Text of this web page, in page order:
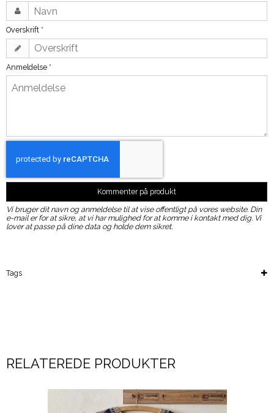
Overskrift *
Anmeldelse *
Kommenter på produkt
Vi bruger dit navn og anmeldelse til at vise offentligt på vores website. Din
e-mail er for at sikre, at vi har mulighed for at komme i kontakt med dig. Vi
lover at passe på dine data og holde dem sikret.
Tags
RELATEREDE PRODUKTER